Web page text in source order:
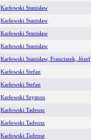
Karłowski Stanisław
Karłowski Stanisław
Karłowski Stanisław
Karłowski Stanisław
Karłowski Stanisław, Franciszek, Józef
Karłowski Stefan
Karłowski Stefan
Karłowski Szymon
Karłowski Tadeusz
Karłowski Tadeusz
Karłowski Tadeusz